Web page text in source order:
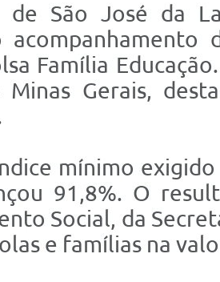
São José da
acompanhamento
Família
Minas Gerais,
mínimo
91,8%. O
Social, da
e famílias na